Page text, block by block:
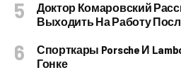
Доктор Комаровский
Выходить На Работу
Спорткары Porsche И
Гонке